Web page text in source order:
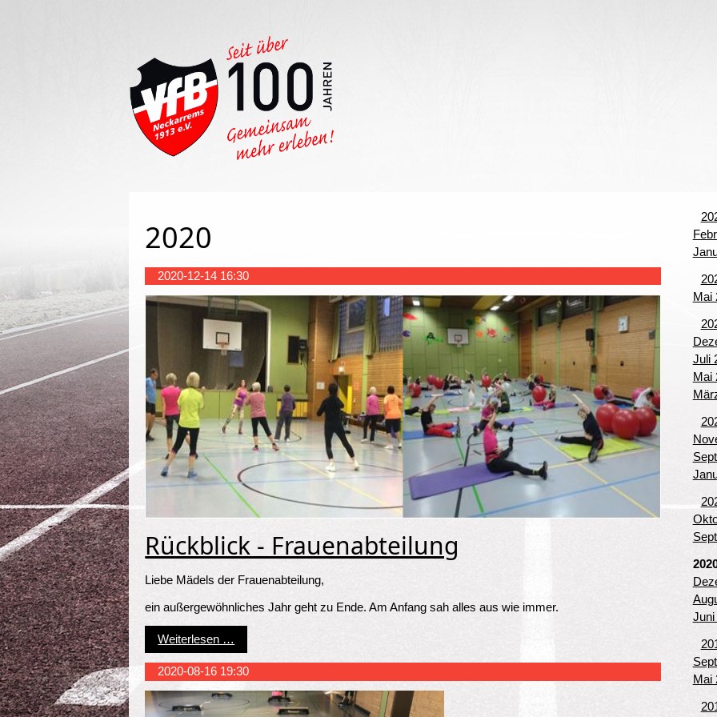
2020
2020-12-14 16:30
Rückblick - Frauenabteilung
Liebe Mädels der Frauenabteilung,
ein außergewöhnliches Jahr geht zu Ende. Am Anfang sah alles aus wie immer.
Weiterlesen …
2020-08-16 19:30
Mai
Juli
Mai
Juni
Mai